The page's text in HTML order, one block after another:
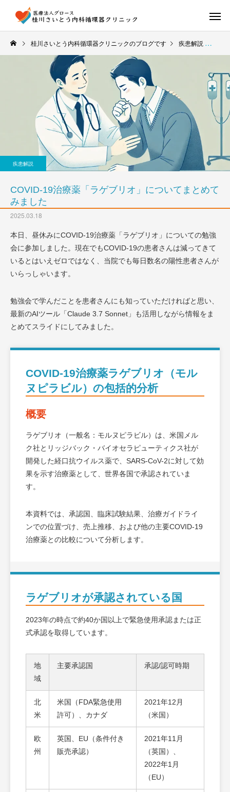
桂川さいとう内科循環器クリニックのブログです 疾患解説
疾患解説
COVID-19治療薬「ラゲブリオ」についてまとめて
みました
2025.03.18
本日、昼休みにCOVID-19治療薬「ラゲブリオ」についての勉強
会に参加しました。現在でもCOVID-19の患者さんは減ってきて
いるとはいえゼロではなく、当院でも毎日数名の陽性患者さんが
いらっしゃいます。
勉強会で学んだことを患者さんにも知っていただければと思い、
最新のAIツール「Claude 3.7 Sonnet」も活用しながら情報をま
とめてスライドにしてみました。
COVID-19治療薬ラゲブリオ（モル
ヌピラビル）の包括的分析
概要
ラゲブリオ（一般名：モルヌピラビル）は、米国メル
ク社とリッジバック・バイオセラピューティクス社が
開発した経口抗ウイルス薬で、SARS-CoV-2に対して効
果を示す治療薬として、世界各国で承認されていま
す。
本資料では、承認国、臨床試験結果、治療ガイドライ
ンでの位置づけ、売上推移、および他の主要COVID-19
治療薬との比較について分析します。
ラゲブリオが承認されている国
2023年の時点で約40か国以上で緊急使用承認または正
式承認を取得しています。
地
域
主要承認国 承認/認可時期
北
米
米国（FDA緊急使用
許可）、カナダ
2021年12月
（米国）
欧
州
英国、EU（条件付き
販売承認）
2021年11月
（英国）、
2022年1月
（EU）